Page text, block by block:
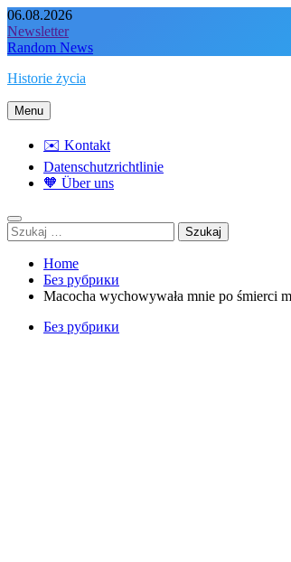
Skip
to
content
06.08.2026
Newsletter
Random News
Historie życia
Menu
✉️ Kontakt
Datenschutzrichtlinie
🧡 Über uns
Szukaj:
Home
Без рубрики
Macocha wychowywała mnie po śmierci
Без рубрики